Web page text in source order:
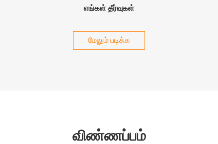
எங்கள் தீர்வுகள்
மேலும் படிக்க
விண்ணப்பம்